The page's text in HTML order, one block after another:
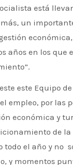
está
un
económica,
años en los que
este Equipo
empleo, por las
económica y
de
el año y no
y momentos